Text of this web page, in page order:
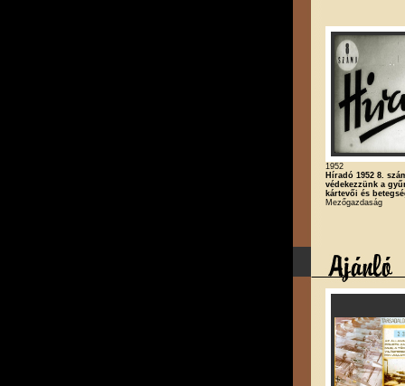
1952
Híradó 1952 8.
védekezzünk a
kártevői és
Mezőgazdaság